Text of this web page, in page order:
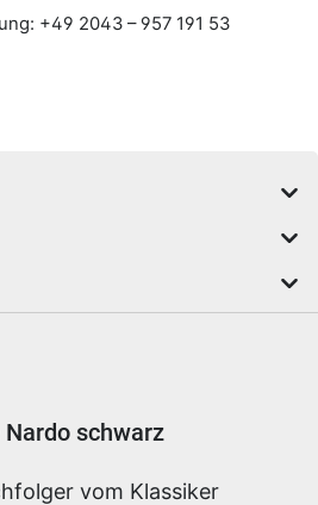
+49 2043 – 957 191 53
schwarz
vom Klassiker